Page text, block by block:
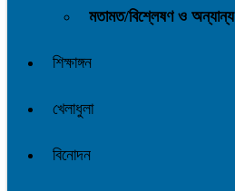
মতামত/বিশ্লেষণ ও অন্যান্য
শিক্ষাঙ্গন
খেলাধুলা
বিনোদন